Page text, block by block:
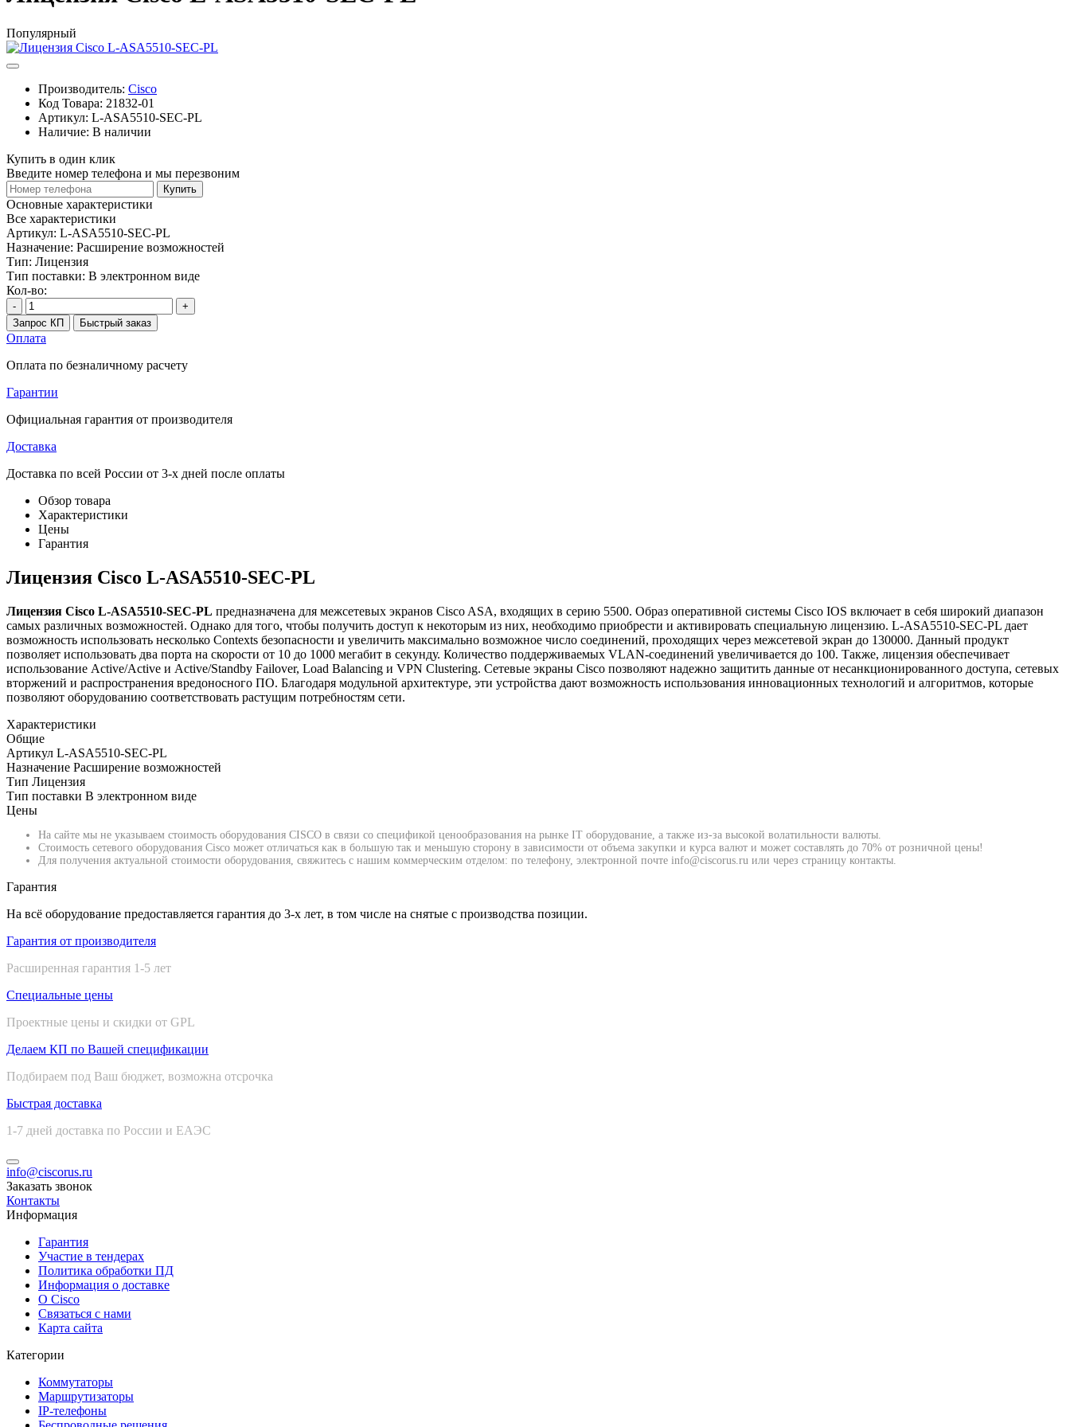
Популярный
Производитель: Cisco
Код Товара: 21832-01
Артикул: L-ASA5510-SEC-PL
Наличие: В наличии
Купить в один клик
Введите номер телефона и мы перезвоним
Купить
Основные характеристики
Все характеристики
Артикул: L-ASA5510-SEC-PL
Назначение: Расширение возможностей
Тип: Лицензия
Тип поставки: В электронном виде
Кол-во:
-
+
Запрос КП
Быстрый заказ
Оплата
Оплата по безналичному расчету
Гарантии
Официальная гарантия от производителя
Доставка
Доставка по всей России от 3-х дней после оплаты
Обзор товара
Характеристики
Цены
Гарантия
Лицензия Cisco L-ASA5510-SEC-PL
Лицензия Cisco L-ASA5510-SEC-PL предназначена для межсетевых экранов Cisco ASA, входящих в серию 5500. Образ оперативной системы Cisco IOS включает в себя широкий диапазон
самых различных возможностей. Однако для того, чтобы получить доступ к некоторым из них, необходимо приобрести и активировать специальную лицензию. L-ASA5510-SEC-PL дает
возможность использовать несколько Contexts безопасности и увеличить максимально возможное число соединений, проходящих через межсетевой экран до 130000. Данный продукт
позволяет использовать два порта на скорости от 10 до 1000 мегабит в секунду. Количество поддерживаемых VLAN-соединений увеличивается до 100. Также, лицензия обеспечивает
использование Active/Active и Active/Standby Failover, Load Balancing и VPN Clustering. Сетевые экраны Cisco позволяют надежно защитить данные от несанкционированного доступа, сетевых
вторжений и распространения вредоносного ПО. Благодаря модульной архитектуре, эти устройства дают возможность использования инновационных технологий и алгоритмов, которые
позволяют оборудованию соответствовать растущим потребностям сети.
Характеристики
Общие
Артикул L-ASA5510-SEC-PL
Назначение Расширение возможностей
Тип Лицензия
Тип поставки В электронном виде
Цены
На сайте мы не указываем стоимость оборудования CISCO в связи со спецификой ценообразования на рынке IT оборудование, а также из-за высокой волатильности валюты.
Стоимость сетевого оборудования Cisco может отличаться как в большую так и меньшую сторону в зависимости от объема закупки и курса валют и может составлять до 70% от розничной цены!
Для получения актуальной стоимости оборудования, свяжитесь с нашим коммерческим отделом: по телефону, электронной почте info@ciscorus.ru или через страницу контакты.
Гарантия
На всё оборудование предоставляется гарантия до 3-х лет, в том числе на снятые с производства позиции.
Гарантия от производителя
Расширенная гарантия 1-5 лет
Специальные цены
Проектные цены и скидки от GPL
Делаем КП по Вашей спецификации
Подбираем под Ваш бюджет, возможна отсрочка
Быстрая доставка
1-7 дней доставка по России и ЕАЭС
info@ciscorus.ru
Заказать звонок
Контакты
Информация
Гарантия
Участие в тендерах
Политика обработки ПД
Информация о доставке
О Cisco
Связаться с нами
Карта сайта
Категории
Коммутаторы
Маршрутизаторы
IP-телефоны